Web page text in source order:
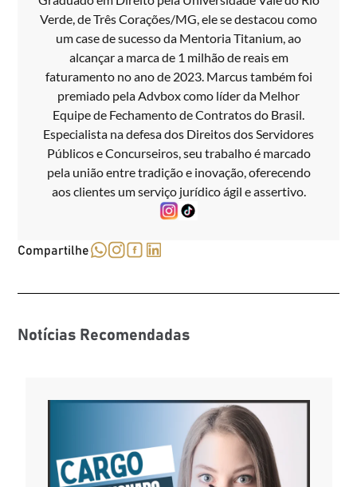
Verde, de Três Corações/MG, ele se destacou como
um case de sucesso da Mentoria Titanium, ao
alcançar a marca de 1 milhão de reais em
faturamento no ano de 2023. Marcus também foi
premiado pela Advbox como líder da Melhor
Equipe de Fechamento de Contratos do Brasil.
Especialista na defesa dos Direitos dos Servidores
Públicos e Concurseiros, seu trabalho é marcado
pela união entre tradição e inovação, oferecendo
aos clientes um serviço jurídico ágil e assertivo.
Compartilhe
Notícias Recomendadas